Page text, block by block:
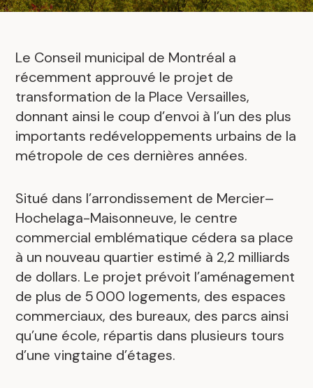
Le Conseil municipal de Montréal a
récemment approuvé le projet de
transformation de la Place Versailles,
donnant ainsi le coup d’envoi à l’un des plus
importants redéveloppements urbains de la
métropole de ces dernières années.
Situé dans l’arrondissement de Mercier–
Hochelaga-Maisonneuve, le centre
commercial emblématique cédera sa place
à un nouveau quartier estimé à 2,2 milliards
de dollars. Le projet prévoit l’aménagement
de plus de 5 000 logements, des espaces
commerciaux, des bureaux, des parcs ainsi
qu’une école, répartis dans plusieurs tours
d’une vingtaine d’étages.